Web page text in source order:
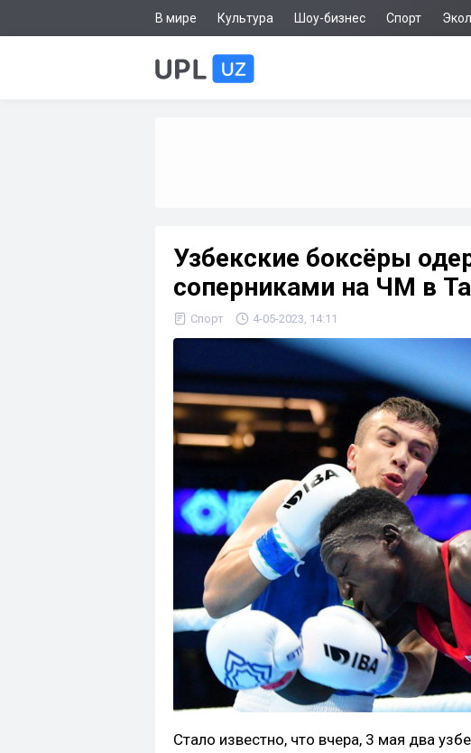
В мире Культура Шоу-бизнес Спорт
Узбекские боксёры
соперниками на ЧМ в
Спорт 4-05-2023, 14:11
Стало известно, что вчера, 3 мая два